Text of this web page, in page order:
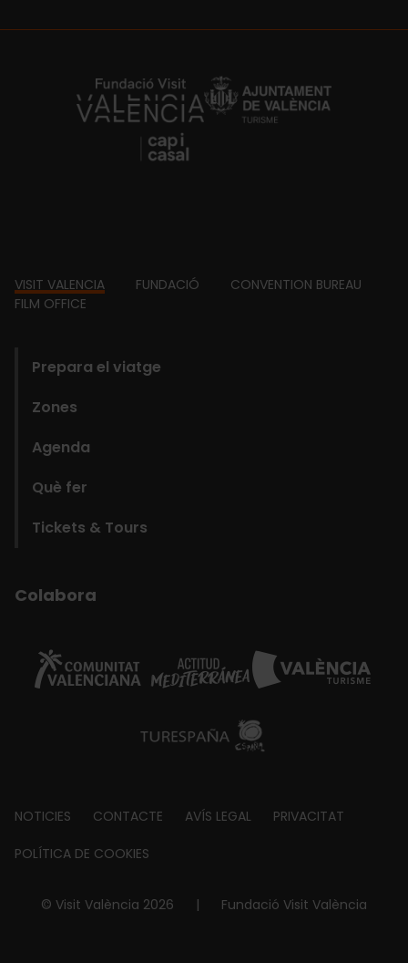
https://fundacion.visitvalencia.com/
Footer
VISIT VALENCIA FUNDACIÓ
CONVENTION BUREAU
FILM OFFICE
Prepara el viatge
Zones
Agenda
Què fer
Tickets & Tours
Colabora
Footer
about
NOTICIES CONTACTE AVÍS LEGAL PRIVACITAT
POLÍTICA DE COOKIES
© Visit València 2026 | Fundació Visit València